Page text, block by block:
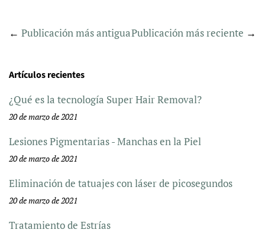
← Publicación más antiguaPublicación más reciente →
Artículos recientes
¿Qué es la tecnología Super Hair Removal?
20 de marzo de 2021
Lesiones Pigmentarias - Manchas en la Piel
20 de marzo de 2021
Eliminación de tatuajes con láser de picosegundos
20 de marzo de 2021
Tratamiento de Estrías